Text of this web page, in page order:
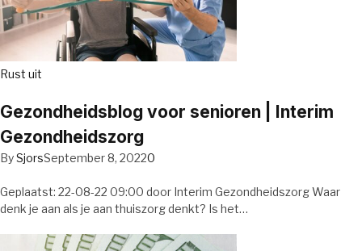
Rust uit
Gezondheidsblog voor senioren | Interim
Gezondheidszorg
BySjorsSeptember 8, 20220
Geplaatst: 22-08-22 09:00 door Interim Gezondheidszorg Waar
denk je aan als je aan thuiszorg denkt? Is het…